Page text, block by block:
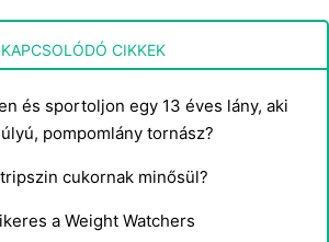
KAPCSOLÓDÓ CIKKEK
és sportoljon egy 13 éves lány, aki
pompomlány tornász?
cukornak minősül?
a Weight Watchers